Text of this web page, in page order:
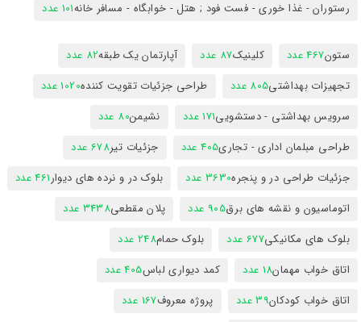
رستوران - غذا خوری - فست فود ; هتل - خوابگاه - مسافر خانه101 عدد
ستون467 عدد کلینیک87 عدد آپارتمان یک طبقه82 عدد
تجهیزات بهداشتی805 عدد طراحی جزئیات تقویت کننده1020 عدد
سرویس بهداشتی - دستشویی171 عدد نشیمن80 عدد
طراحی مبلمان اداری - تجاری405 عدد جزئیات تیر678 عدد
جزئیات طراحی در و پنجره3630 عدد بلوک در و نرده های دیوار461 عدد
اتوماسیون و نقشه های برق905 عدد پلان مقطعی3438 عدد
بلوک های مکانیکی677 عدد بلوک حمام248 عدد
اتاق خواب مهمان18 عدد کمد دیواری لباس405 عدد
اتاق خواب کودکان39 عدد پروژه معروف167 عدد